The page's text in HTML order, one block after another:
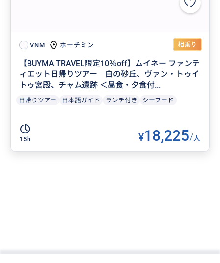
VNM ホーチミン 相乗り
【BUYMA TRAVEL限定10％off】ムイネー ファンテ
ィエット日帰りツアー 白の砂丘、ヴァン・トゥイ
トゥ宮殿、チャム遺跡 ＜昼食・夕食付...
日帰りツアー 日本語ガイド ランチ付き シーフード
15h ¥18,225/人